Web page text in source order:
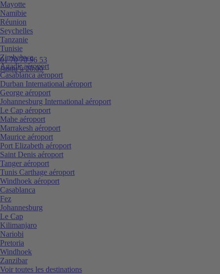
01 70 70 96 53
Jusqu’à 20:00
Mayotte
Namibie
Réunion
Seychelles
Tanzanie
Tunisie
Zimbabwe
Agadir aéroport
Casablanca aéroport
Durban International aéroport
George aéroport
Johannesburg International aéroport
Le Cap aéroport
Mahe aéroport
Marrakesh aéroport
Maurice aéroport
Port Elizabeth aéroport
Saint Denis aéroport
Tanger aéroport
Tunis Carthage aéroport
Windhoek aéroport
Casablanca
Fez
Johannesburg
Le Cap
Kilimanjaro
Nariobi
Pretoria
Windhoek
Zanzibar
Voir toutes les destinations